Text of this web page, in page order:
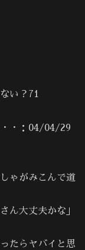
い？71
・・：04/04/29
ゃがみこんで道
ん大丈夫かな」
たらヤバイと思